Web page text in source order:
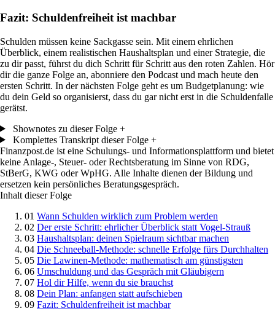
Fazit: Schuldenfreiheit ist machbar
Schulden müssen keine Sackgasse sein. Mit einem ehrlichen
Überblick, einem realistischen Haushaltsplan und einer Strategie, die
zu dir passt, führst du dich Schritt für Schritt aus den roten Zahlen. Hör
dir die ganze Folge an, abonniere den Podcast und mach heute den
ersten Schritt. In der nächsten Folge geht es um Budgetplanung: wie
du dein Geld so organisierst, dass du gar nicht erst in die Schuldenfalle
gerätst.
Shownotes zu dieser Folge +
Komplettes Transkript dieser Folge +
Finanzpost.de ist eine Schulungs- und Informationsplattform und bietet
keine Anlage-, Steuer- oder Rechtsberatung im Sinne von RDG,
StBerG, KWG oder WpHG. Alle Inhalte dienen der Bildung und
ersetzen kein persönliches Beratungsgespräch.
Inhalt dieser Folge
01 Wann Schulden wirklich zum Problem werden
02 Der erste Schritt: ehrlicher Überblick statt Vogel-Strauß
03 Haushaltsplan: deinen Spielraum sichtbar machen
04 Die Schneeball-Methode: schnelle Erfolge fürs Durchhalten
05 Die Lawinen-Methode: mathematisch am günstigsten
06 Umschuldung und das Gespräch mit Gläubigern
07 Hol dir Hilfe, wenn du sie brauchst
08 Dein Plan: anfangen statt aufschieben
09 Fazit: Schuldenfreiheit ist machbar